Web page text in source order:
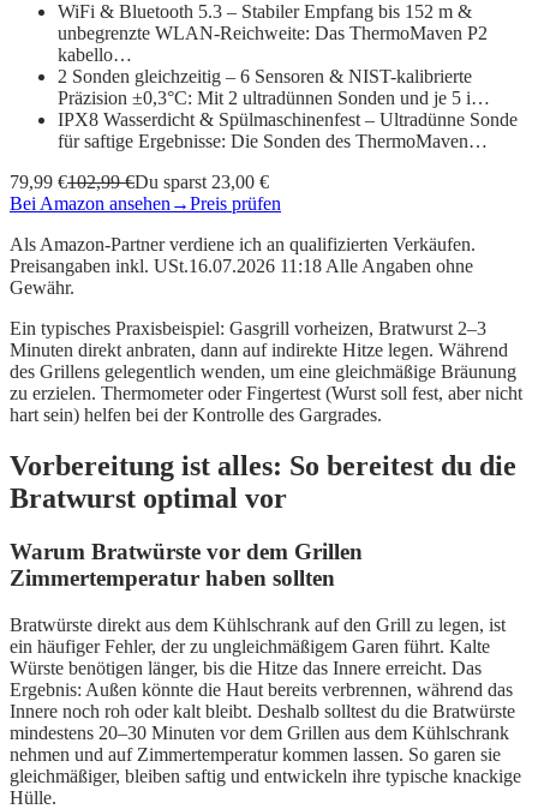
WiFi & Bluetooth 5.3 – Stabiler Empfang bis 152 m &
unbegrenzte WLAN-Reichweite: Das ThermoMaven P2
kabello…
2 Sonden gleichzeitig – 6 Sensoren & NIST-kalibrierte
Präzision ±0,3°C: Mit 2 ultradünnen Sonden und je 5 i…
IPX8 Wasserdicht & Spülmaschinenfest – Ultradünne Sonde
für saftige Ergebnisse: Die Sonden des ThermoMaven…
79,99 €102,99 €Du sparst 23,00 €
Bei Amazon ansehen →Preis prüfen
Als Amazon-Partner verdiene ich an qualifizierten Verkäufen.
Preisangaben inkl. USt.16.07.2026 11:18 Alle Angaben ohne
Gewähr.
Ein typisches Praxisbeispiel: Gasgrill vorheizen, Bratwurst 2–3
Minuten direkt anbraten, dann auf indirekte Hitze legen. Während
des Grillens gelegentlich wenden, um eine gleichmäßige Bräunung
zu erzielen. Thermometer oder Fingertest (Wurst soll fest, aber nicht
hart sein) helfen bei der Kontrolle des Gargrades.
Vorbereitung ist alles: So bereitest du die
Bratwurst optimal vor
Warum Bratwürste vor dem Grillen
Zimmertemperatur haben sollten
Bratwürste direkt aus dem Kühlschrank auf den Grill zu legen, ist
ein häufiger Fehler, der zu ungleichmäßigem Garen führt. Kalte
Würste benötigen länger, bis die Hitze das Innere erreicht. Das
Ergebnis: Außen könnte die Haut bereits verbrennen, während das
Innere noch roh oder kalt bleibt. Deshalb solltest du die Bratwürste
mindestens 20–30 Minuten vor dem Grillen aus dem Kühlschrank
nehmen und auf Zimmertemperatur kommen lassen. So garen sie
gleichmäßiger, bleiben saftig und entwickeln ihre typische knackige
Hülle.